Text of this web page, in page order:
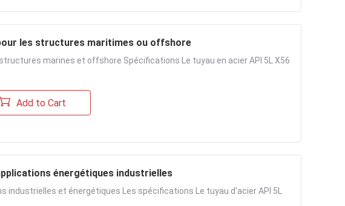
les structures maritimes ou offshore
structures marines et offshore Spécifications Le tuyau en acier API 5L X56
Add to Cart
énergétiques industrielles
industrielles et énergétiques Les spécifications Le tuyau d'acier API 5L